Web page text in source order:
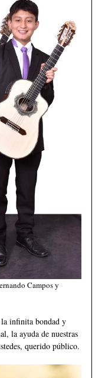
Campos y
infinita bondad y
la ayuda de nuestras
querido público.